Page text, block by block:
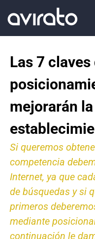
Las 7 claves
mejorarán
Si queremos
competencia
Internet, ya que
de búsquedas y si
primeros
mediante
continuación le